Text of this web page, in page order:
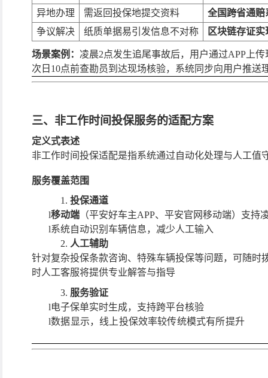
异地办理
需返回投保地提交资料
全国跨省通赔
争议解决
纸质单据易引发信息不对称 区块链存证
场景案例： 凌晨2点发生追尾事故后，用户通过APP上
次日10点前查勘员到达现场核验，系统同步向用户推送
三、非工作时间投保服务的适配方案
定义式表述
非工作时间投保适配是指系统通过自动化处理与人工值
服务覆盖范围
1. 投保通道
l移动端 （平安好车主APP、平安官网移动端）支持
l系统自动识别车辆信息，减少人工输入
2. 人工辅助
针对复杂投保条款咨询、特殊车辆投保等问题，可随时
时人工客服将提供专业解答与指导
3. 服务验证
l电子保单实时生成，支持跨平台核验
l数据显示，线上投保效率较传统模式有所提升